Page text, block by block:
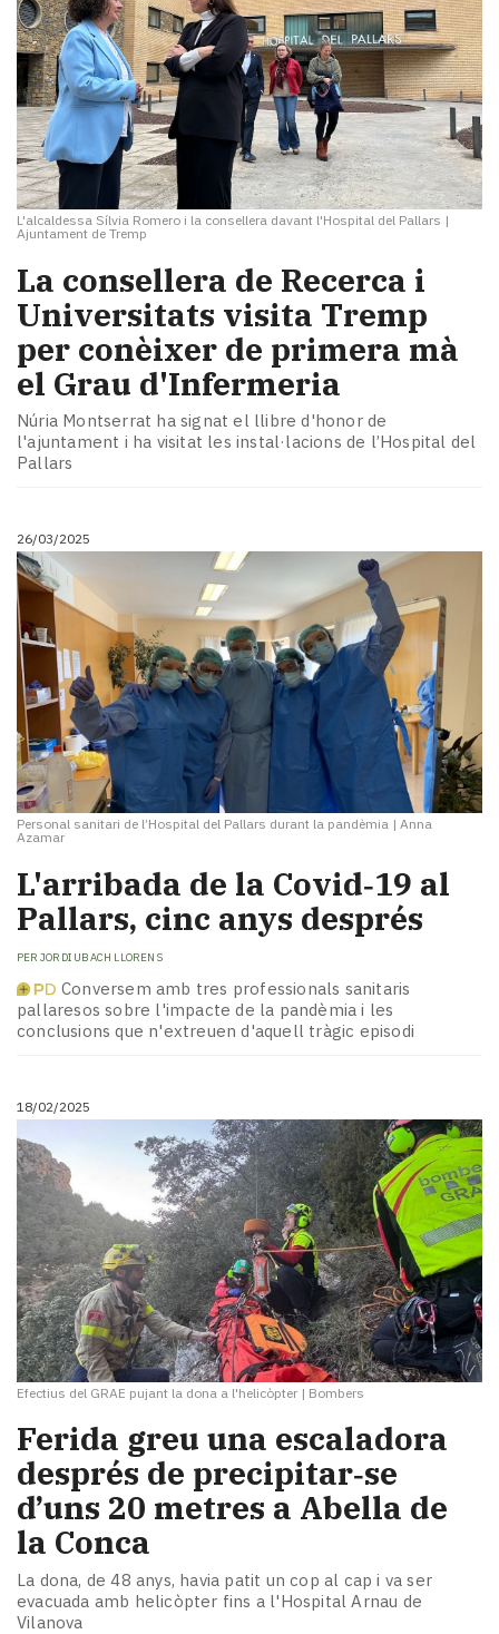
L'alcaldessa Sílvia Romero i la consellera davant l'Hospital del Pallars |
Ajuntament de Tremp
La consellera de Recerca i
Universitats visita Tremp
per conèixer de primera mà
el Grau d'Infermeria
Núria Montserrat ha signat el llibre d'honor de
l'ajuntament i ha visitat les instal·lacions de l’Hospital del
Pallars
26/03/2025
Personal sanitari de l’Hospital del Pallars durant la pandèmia | Anna
Azamar
L'arribada de la Covid‑19 al
Pallars, cinc anys després
PER JORDI UBACH LLORENS
Conversem amb tres professionals sanitaris
pallaresos sobre l'impacte de la pandèmia i les
conclusions que n'extreuen d'aquell tràgic episodi
18/02/2025
Efectius del GRAE pujant la dona a l'helicòpter | Bombers
Ferida greu una escaladora
després de precipitar‑se
d’uns 20 metres a Abella de
la Conca
La dona, de 48 anys, havia patit un cop al cap i va ser
evacuada amb helicòpter fins a l'Hospital Arnau de
Vilanova